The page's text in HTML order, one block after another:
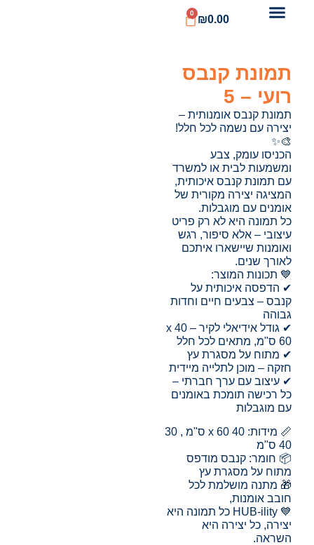
₪0.00
0
תמונת קנבס
רועי – 5
תמונת קנבס אומנותית –
יצירה עם נשמה לכל חלל!
🎨✨
הכניסו עומק, צבע
ומשמעות לבית או למשרד
עם תמונת קנבס איכותית,
המציגה יצירה מקורית של
אומנים עם מוגבלות.
כל תמונה היא לא רק פריט
עיצובי – אלא סיפור, רגש
ואומנות שיישארו איתכם
לאורך שנים.
💙 תכונות המוצר:
✔ הדפסה איכותית על
קנבס – צבעים חיים וחדות
גבוהה
✔ גודל אידיאלי לקיר – 40 x
60 ס"מ, מתאים לכל חלל
✔ מתוח על מסגרת עץ
חזקה – מוכן לתלייה מיידית
✔ עיצוב עם ערך חברתי –
כל רכישה תומכת באומנים
עם מוגבלות
📏 מידות: 40 x 60 ס"מ , 30
40 ס"מ
📦 חומר: קנבס מודפס
מתוח על מסגרת עץ
🎁 מתנה מושלמת לכל
חובב אומנות,
💙 HUB-ility כל תמונה היא
יצירה, כל יצירה היא
השראה.